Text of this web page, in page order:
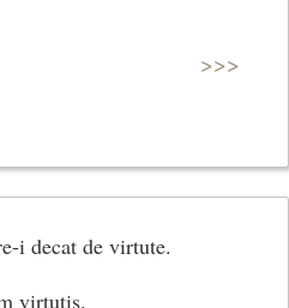
>>>
i decat de virtute.
virtutis.